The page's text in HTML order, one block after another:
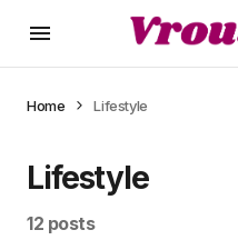
Home Lifestyle
Lifestyle
12 posts